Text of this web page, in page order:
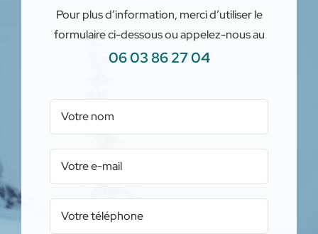
Pour plus d’information, merci d’utiliser le
formulaire ci-dessous ou appelez-nous au
06 03 86 27 04